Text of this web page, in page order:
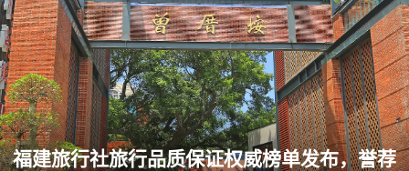
福建旅行社旅行品质保证权威榜单发布，誉荐